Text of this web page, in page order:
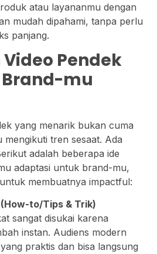
atau layananmu dengan
mudah dipahami, tanpa perlu
panjang.
Pendek
mu
yang menarik bukan cuma
tren sesaat. Ada
adalah beberapa ide
adaptasi untuk brand-mu,
membuatnya impactful:
to/Tips & Trik)
sangat disukai karena
instan. Audiens modern
praktis dan bisa langsung